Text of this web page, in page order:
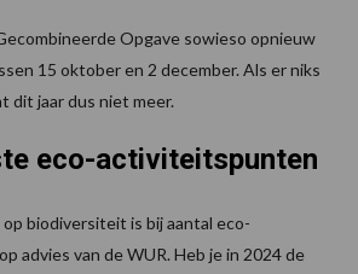
Opgave sowieso opnieuw
15 oktober en 2 december. Als er niks
dit jaar dus niet meer.
eco-activiteitspunten
biodiversiteit is bij aantal eco-
advies van de WUR. Heb je in 2024 de